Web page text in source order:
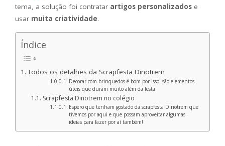
tema, a solução foi contratar artigos personalizados e
usar muita criatividade.
Índice
Todos os detalhes da Scrapfesta Dinotrem
Decorar com brinquedos é bom por isso: são elementos
úteis que duram muito além da festa.
Scrapfesta Dinotrem no colégio
Espero que tenham gostado da scrapfesta Dinotrem que
tivemos por aqui e que possam aproveitar algumas
ideias para fazer por aí também!